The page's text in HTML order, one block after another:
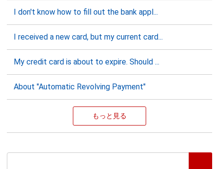
I don't know how to fill out the bank appl...
I received a new card, but my current card...
My credit card is about to expire. Should ...
About "Automatic Revolving Payment"
もっと見る